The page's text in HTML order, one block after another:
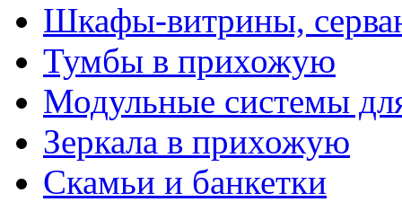
Шкафы-витрины,
Тумбы в прихожую
Модульные системы
Зеркала в прихожую
Скамьи и банкетки